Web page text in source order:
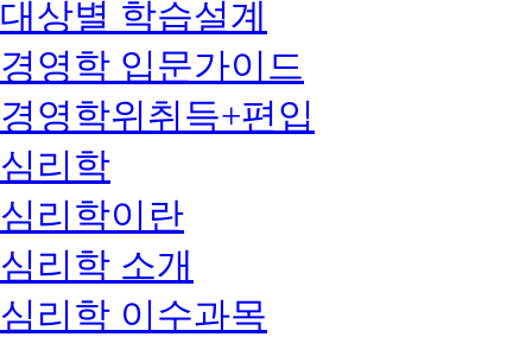
대상별 학습설계
경영학 입문가이드
경영학위취득+편입
심리학
심리학이란
심리학 소개
심리학 이수과목